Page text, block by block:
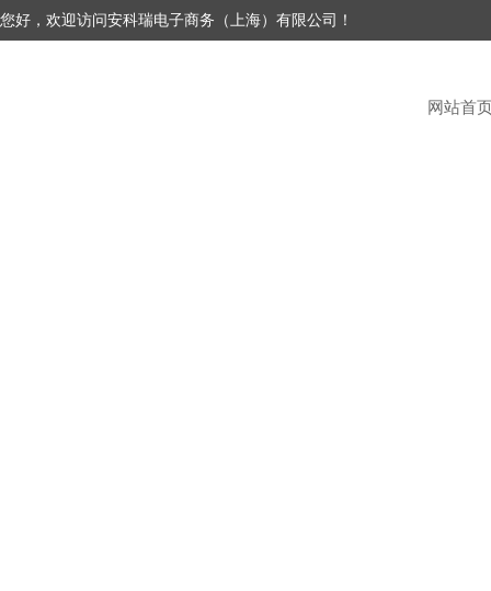
您好，欢迎访问安科瑞电子商务（上海）有限公司！
网站首